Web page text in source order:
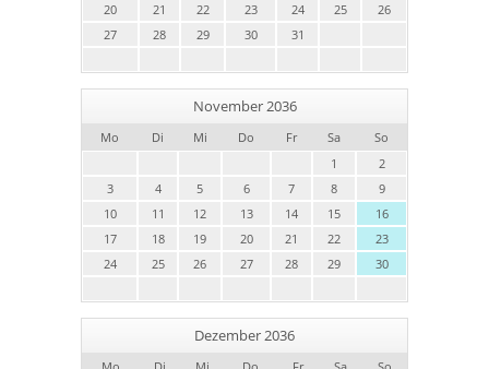
20
21 22 23 24 25
26
27
28 29 30 31
November 2036
Mo Di Mi Do Fr Sa
So
1
2
3
4 5 6 7 8
9
10
11 12 13 14 15
16
17
18 19 20 21 22
23
24
25 26 27 28 29 30
Dezember 2036